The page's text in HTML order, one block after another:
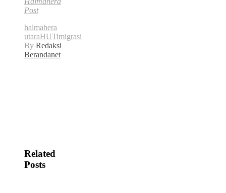
Post
halmahera
utaraHUTimigrasi
By Redaksi
Berandanet
Related
Posts